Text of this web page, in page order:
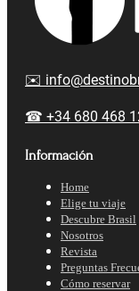
✉️
☎ +34 680 468
Información
Home
Elige tu viaje
Descubre Brasil
Nosotros
Revista
Preguntas
Cómo reservar